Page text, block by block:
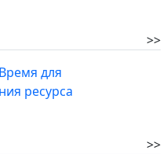
>>
для
ресурса
>>